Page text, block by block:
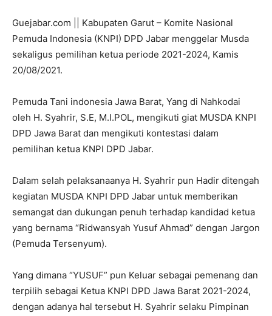
Guejabar.com || Kabupaten Garut – Komite Nasional
Pemuda Indonesia (KNPI) DPD Jabar menggelar Musda
sekaligus pemilihan ketua periode 2021-2024, Kamis
20/08/2021.
Pemuda Tani indonesia Jawa Barat, Yang di Nahkodai
oleh H. Syahrir, S.E, M.I.POL, mengikuti giat MUSDA KNPI
DPD Jawa Barat dan mengikuti kontestasi dalam
pemilihan ketua KNPI DPD Jabar.
Dalam selah pelaksanaanya H. Syahrir pun Hadir ditengah
kegiatan MUSDA KNPI DPD Jabar untuk memberikan
semangat dan dukungan penuh terhadap kandidad ketua
yang bernama “Ridwansyah Yusuf Ahmad” dengan Jargon
(Pemuda Tersenyum).
Yang dimana “YUSUF” pun Keluar sebagai pemenang dan
terpilih sebagai Ketua KNPI DPD Jawa Barat 2021-2024,
dengan adanya hal tersebut H. Syahrir selaku Pimpinan